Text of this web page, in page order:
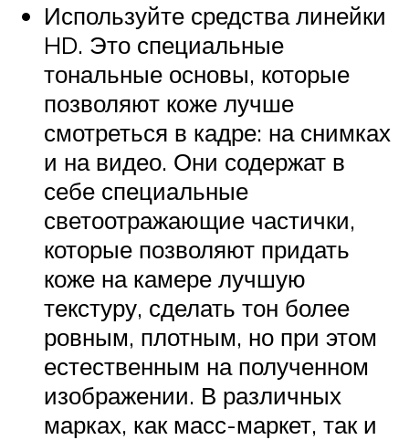
Используйте средства линейки
HD. Это специальные
тональные основы, которые
позволяют коже лучше
смотреться в кадре: на снимках
и на видео. Они содержат в
себе специальные
светоотражающие частички,
которые позволяют придать
коже на камере лучшую
текстуру, сделать тон более
ровным, плотным, но при этом
естественным на полученном
изображении. В различных
марках, как масс-маркет, так и